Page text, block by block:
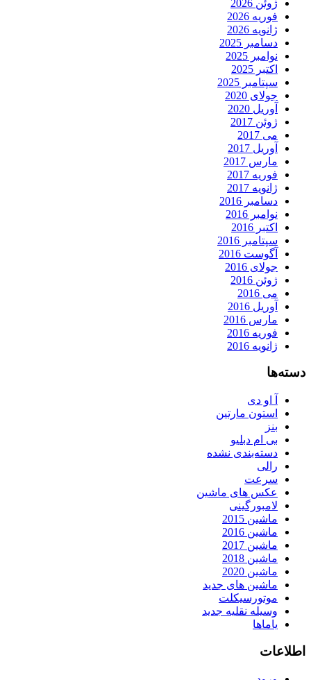
ژوئن 2026
فوریه 2026
ژانویه 2026
دسامبر 2025
نوامبر 2025
اکتبر 2025
سپتامبر 2025
جولای 2020
آوریل 2020
ژوئن 2017
می 2017
آوریل 2017
مارس 2017
فوریه 2017
ژانویه 2017
دسامبر 2016
نوامبر 2016
اکتبر 2016
سپتامبر 2016
آگوست 2016
جولای 2016
ژوئن 2016
می 2016
آوریل 2016
مارس 2016
فوریه 2016
ژانویه 2016
دسته‌ها
آ او دی
استون مارتین
بنز
بی ام دبلیو
دسته‌بندی نشده
رالی
سرعت
عکس های ماشین
لامبورگینی
ماشین 2015
ماشین 2016
ماشین 2017
ماشین 2018
ماشین 2020
ماشین های جدید
موتورسیکلت
وسیله نقلیه جدید
یاماها
اطلاعات